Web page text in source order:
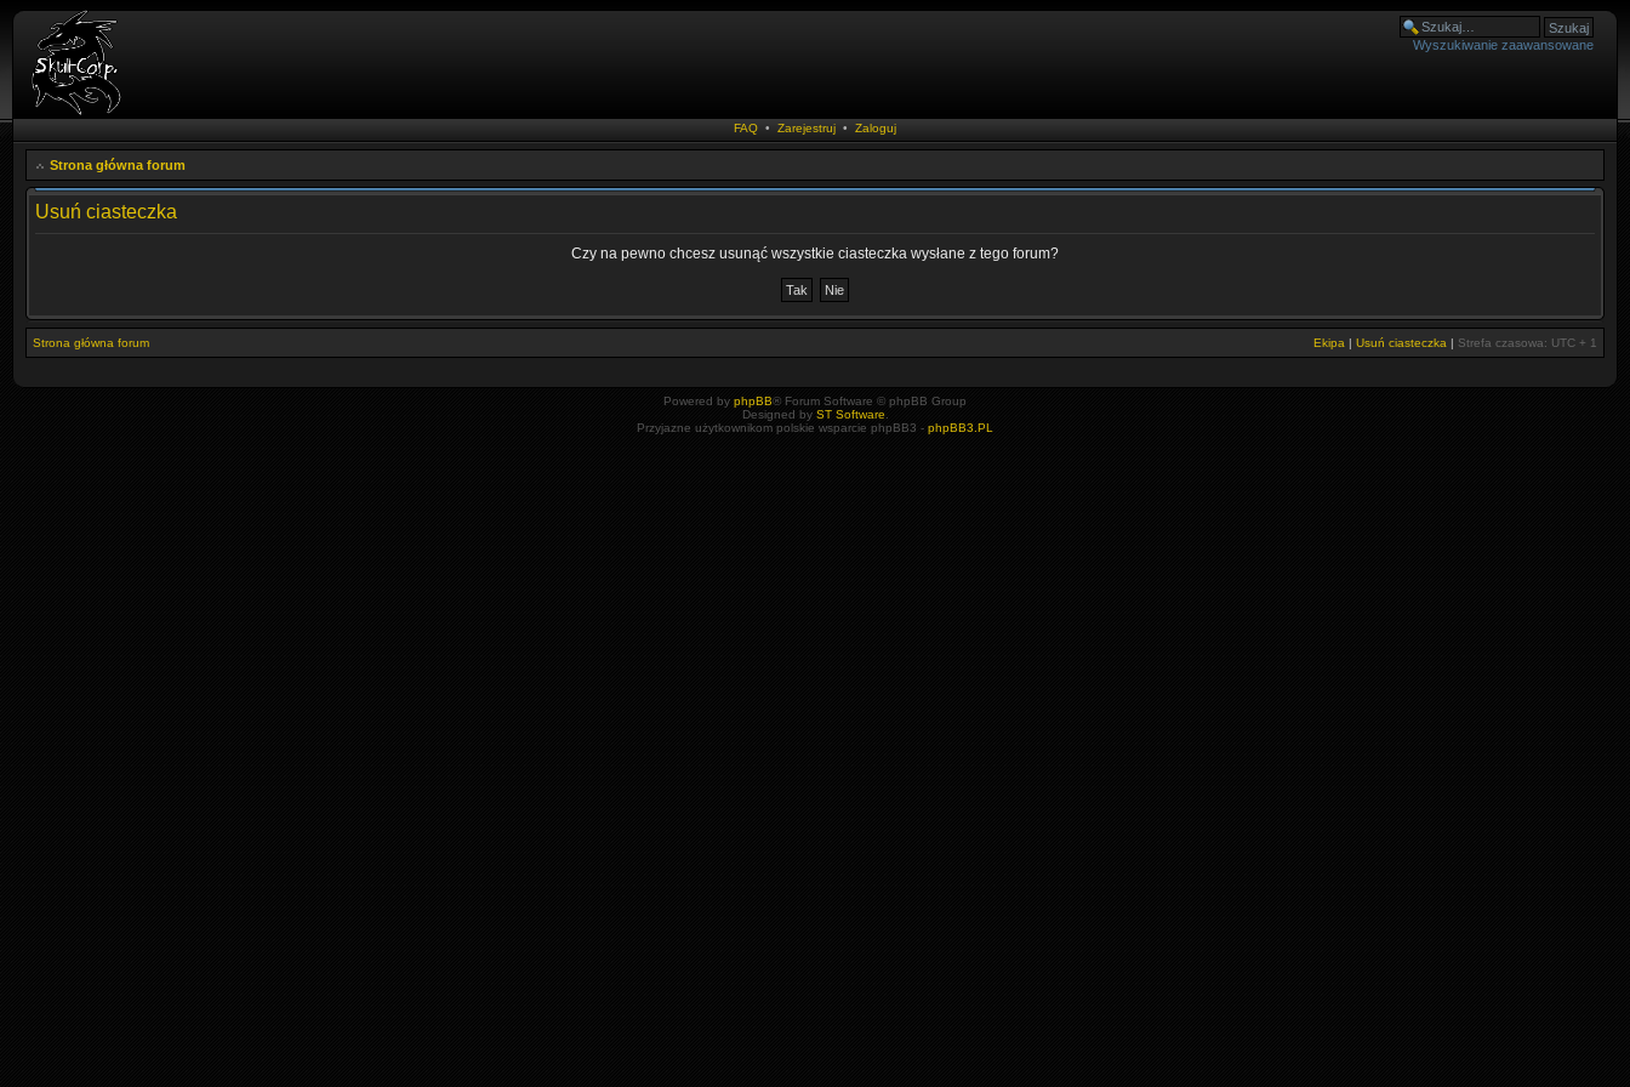
Wyszukiwanie zaawansowane
FAQ • Zarejestruj • Zaloguj
Strona główna forum
Usuń ciasteczka
Czy na pewno chcesz usunąć wszystkie ciasteczka wysłane z tego forum?
Strona główna forum Ekipa | Usuń ciasteczka | Strefa czasowa: UTC + 1
Powered by phpBB® Forum Software © phpBB Group
Designed by ST Software.
Przyjazne użytkownikom polskie wsparcie phpBB3 - phpBB3.PL